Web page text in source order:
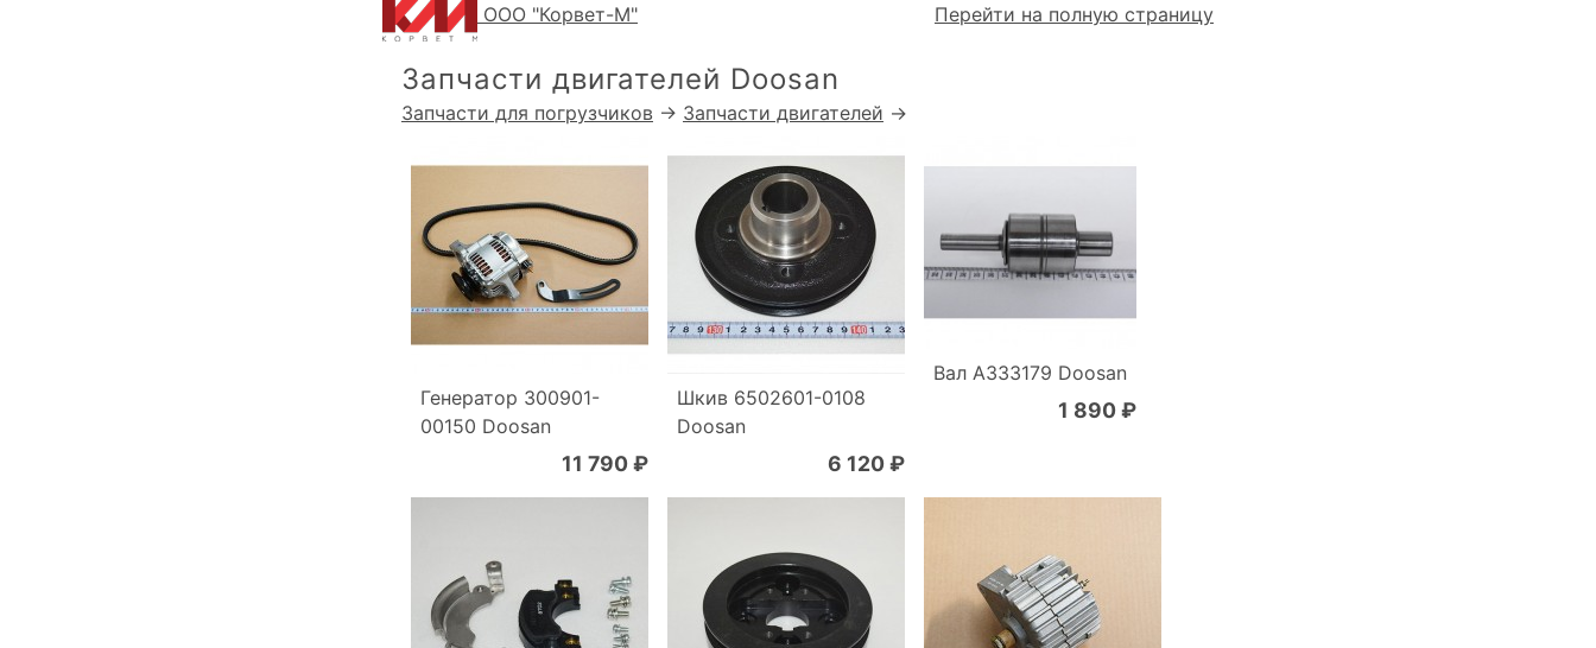
ООО "Корвет-М" Перейти на полную страницу
Запчасти двигателей Doosan
Запчасти для погрузчиков → Запчасти двигателей →
Генератор 300901-
00150 Doosan
11 790 ₽
Шкив 6502601-0108
Doosan
6 120 ₽
Вал A333179 Doosan
1 890 ₽